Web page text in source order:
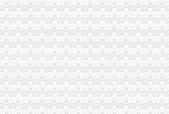
销了咋办？_房产重庆站_腾讯网
公司2018新招聘信息】_聘网
水处理有限公司起诉重庆市沙坪坝区人力资
店出炉中华人民共和国商务部网站
拆除,沙坪坝区应否补偿?-坚守良